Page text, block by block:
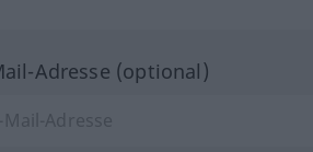
Adresse (optional)